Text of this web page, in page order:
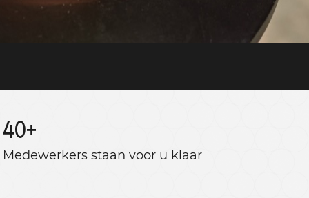
40+
Medewerkers staan ​​voor u klaar